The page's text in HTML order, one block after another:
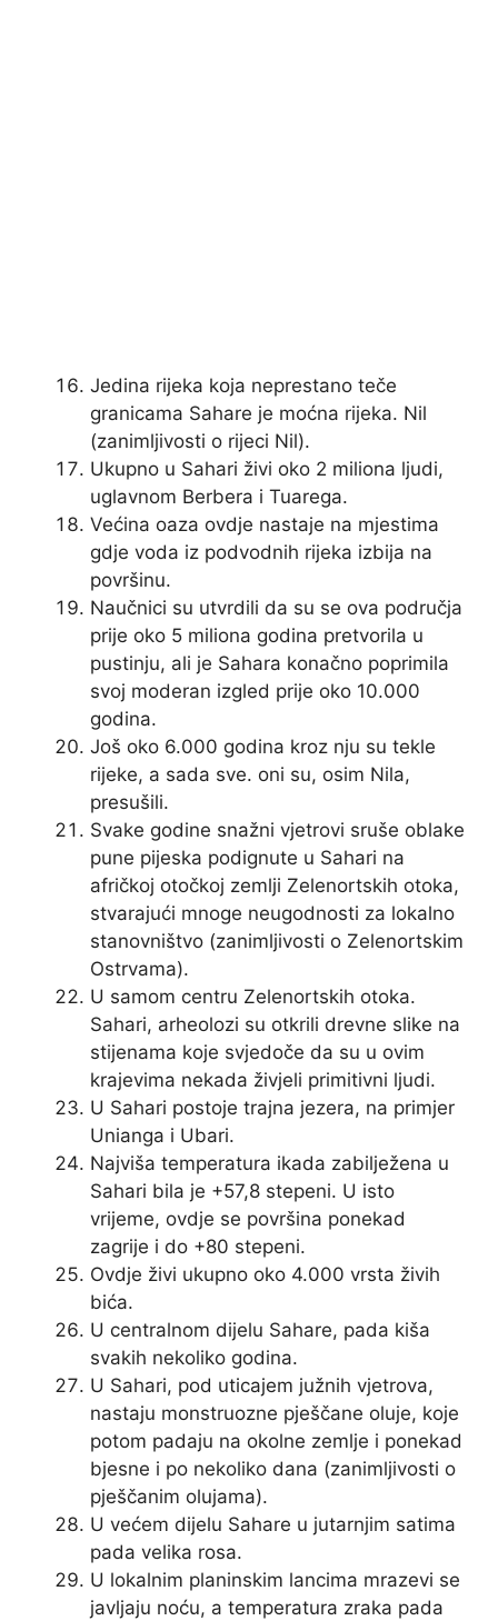
Jedina rijeka koja neprestano teče
granicama Sahare je moćna rijeka. Nil
(zanimljivosti o rijeci Nil).
Ukupno u Sahari živi oko 2 miliona ljudi,
uglavnom Berbera i Tuarega.
Većina oaza ovdje nastaje na mjestima
gdje voda iz podvodnih rijeka izbija na
površinu.
Naučnici su utvrdili da su se ova područja
prije oko 5 miliona godina pretvorila u
pustinju, ali je Sahara konačno poprimila
svoj moderan izgled prije oko 10.000
godina.
Još oko 6.000 godina kroz nju su tekle
rijeke, a sada sve. oni su, osim Nila,
presušili.
Svake godine snažni vjetrovi sruše oblake
pune pijeska podignute u Sahari na
afričkoj otočkoj zemlji Zelenortskih otoka,
stvarajući mnoge neugodnosti za lokalno
stanovništvo (zanimljivosti o Zelenortskim
Ostrvama).
U samom centru Zelenortskih otoka.
Sahari, arheolozi su otkrili drevne slike na
stijenama koje svjedoče da su u ovim
krajevima nekada živjeli primitivni ljudi.
U Sahari postoje trajna jezera, na primjer
Unianga i Ubari.
Najviša temperatura ikada zabilježena u
Sahari bila je +57,8 stepeni. U isto
vrijeme, ovdje se površina ponekad
zagrije i do +80 stepeni.
Ovdje živi ukupno oko 4.000 vrsta živih
bića.
U centralnom dijelu Sahare, pada kiša
svakih nekoliko godina.
U Sahari, pod uticajem južnih vjetrova,
nastaju monstruozne pješčane oluje, koje
potom padaju na okolne zemlje i ponekad
bjesne i po nekoliko dana (zanimljivosti o
pješčanim olujama).
U većem dijelu Sahare u jutarnjim satima
pada velika rosa.
U lokalnim planinskim lancima mrazevi se
javljaju noću, a temperatura zraka pada